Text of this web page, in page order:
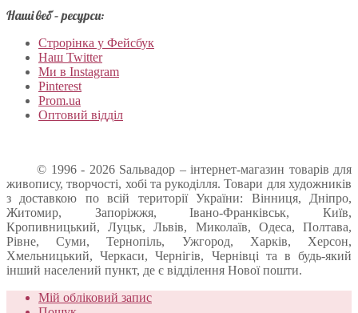
Наші веб – ресурси:
Строрінка у Фейсбук
Наш Twitter
Ми в Instagram
Pinterest
Prom.ua
Оптовий відділ
© 1996 - 2026 Sальвадор – інтернет-магазин товарів для
живопису, творчості, хобі та рукоділля. Товари для художників
з доставкою по всій території України: Вінниця, Дніпро,
Житомир, Запоріжжя, Івано-Франківськ, Київ,
Кропивницький, Луцьк, Львів, Миколаїв, Одеса, Полтава,
Рівне, Суми, Тернопіль, Ужгород, Харків, Херсон,
Хмельницький, Черкаси, Чернігів, Чернівці та в будь-який
інший населений пункт, де є відділення Нової пошти.
Мій обліковий запис